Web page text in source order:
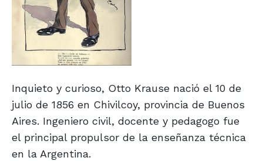
Inquieto y curioso, Otto Krause nació el 10 de
julio de 1856 en Chivilcoy, provincia de Buenos
Aires. Ingeniero civil, docente y pedagogo fue
el principal propulsor de la enseñanza técnica
en la Argentina.